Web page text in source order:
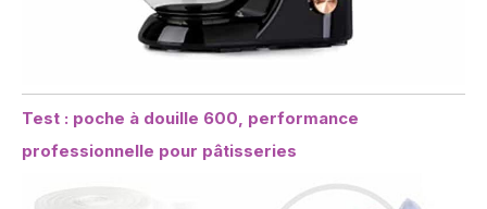
Test : poche à douille 600, performance
professionnelle pour pâtisseries